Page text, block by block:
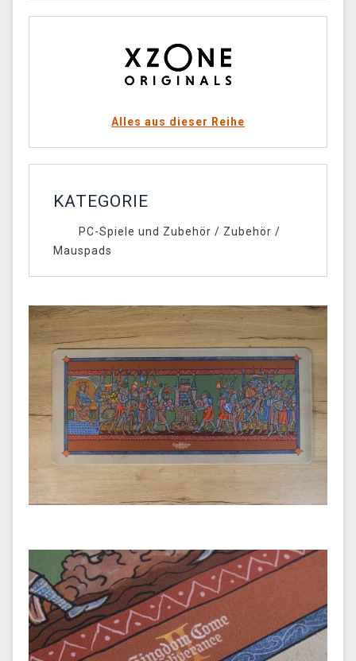
Alles aus dieser Reihe
KATEGORIE
PC-Spiele und Zubehör / Zubehör /
Mauspads